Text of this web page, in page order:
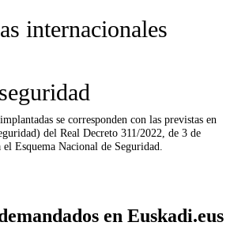
internacionales
se corresponden con las previstas en
del Real Decreto 311/2022, de 3 de
Esquema Nacional de Seguridad.
en Euskadi.eus